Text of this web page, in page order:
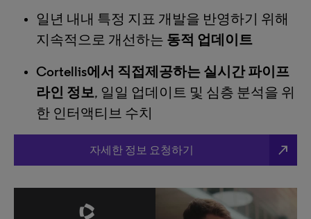
일년 내내 특정 지표 개발을 반영하기 위해
지속적으로 개선하는 동적 업데이트
Cortellis에서 직접제공하는 실시간 파이프
라인 정보, 일일 업데이트 및 심층 분석을 위
한 인터액티브 수치
자세한 정보 요청하기 north_east